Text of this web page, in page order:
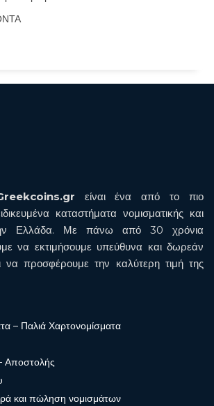
είναι ένα από το πιο
καταστήματα νομισματικής και
Ελλάδα. Με πάνω από 30 χρόνια
να εκτιμήσουμε υπεύθυνα και δωρεάν
να προσφέρουμε την καλύτερη τιμή της
– Παλιά Χαρτονομίσματα
Αποστολής
και πώληση νομισμάτων